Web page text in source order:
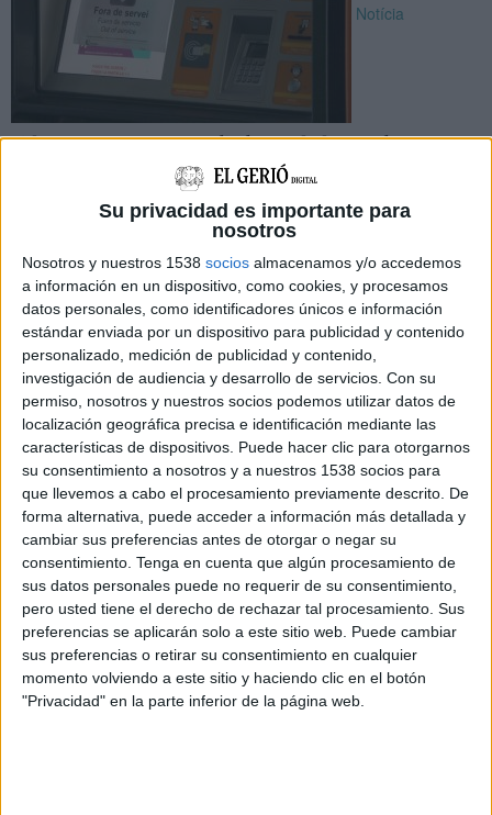
Su privacidad es importante para
nosotros
Nosotros y nuestros 1538 socios almacenamos y/o accedemos
a información en un dispositivo, como cookies, y procesamos
datos personales, como identificadores únicos e información
estándar enviada por un dispositivo para publicidad y contenido
personalizado, medición de publicidad y contenido,
investigación de audiencia y desarrollo de servicios. Con su
permiso, nosotros y nuestros socios podemos utilizar datos de
localización geográfica precisa e identificación mediante las
características de dispositivos. Puede hacer clic para otorgarnos
su consentimiento a nosotros y a nuestros 1538 socios para
que llevemos a cabo el procesamiento previamente descrito. De
forma alternativa, puede acceder a información más detallada y
cambiar sus preferencias antes de otorgar o negar su
consentimiento. Tenga en cuenta que algún procesamiento de
sus datos personales puede no requerir de su consentimiento,
pero usted tiene el derecho de rechazar tal procesamiento. Sus
preferencias se aplicarán solo a este sitio web. Puede cambiar
sus preferencias o retirar su consentimiento en cualquier
momento volviendo a este sitio y haciendo clic en el botón
"Privacidad" en la parte inferior de la página web.
Notícia
Girona recupera l'electricitat al 100%
a l'espera que els trens tornin a
funcionar
tota la ciutat té llum. L’alcalde de la ciutat, Lluc Salellas, ha
remarcat que els problemes ...
Notícia
Dubtes, incertesa i resignació a
l'estació de trens de Girona l'endemà
de l'apagada
Dubtes, incertesa i resignació entre les desenes de passatgers
que aquest dimarts al matí s’han acostat a l’estació de Girona